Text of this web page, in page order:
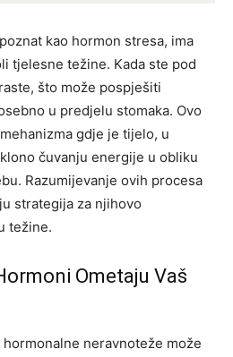
kao hormon stresa, ima
tjelesne težine. Kada ste pod
što može pospješiti
u predjelu stomaka. Ovo
gdje je tijelo, u
čuvanju energije u obliku
Razumijevanje ovih procesa
strategija za njihovo
težine.
Ometaju Vaš
neravnoteže može